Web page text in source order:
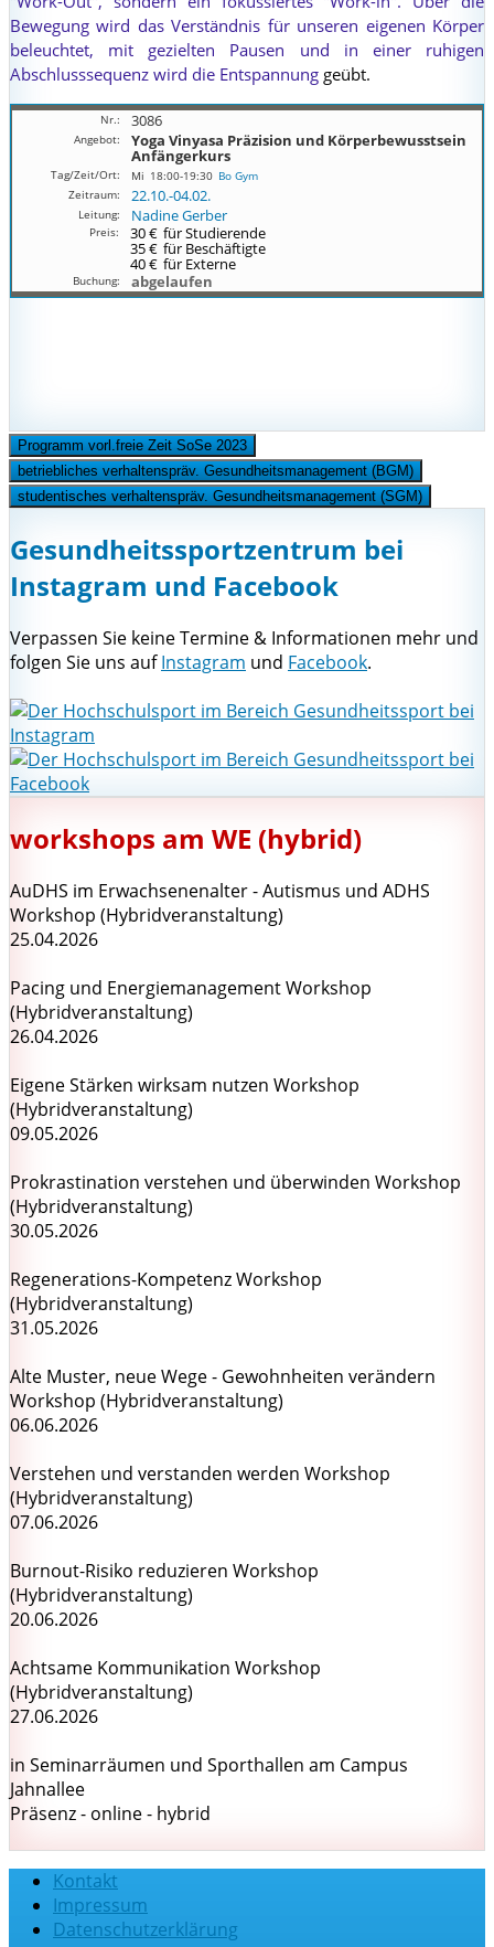
Bewegung wird das Verständnis für unseren eigenen Körper
beleuchtet, mit gezielten Pausen und in einer ruhigen
Abschlusssequenz wird die Entspannung geübt.
3086
Yoga Vinyasa Präzision und Körperbewusstsein
Anfängerkurs
Mi 18:00-19:30 Bo Gym
22.10.-04.02.
Nadine Gerber
30 € für Studierende
35 € für Beschäftigte
40 € für Externe
abgelaufen
Programm vorl.freie Zeit SoSe 2023
betriebliches verhaltenspräv. Gesundheitsmanagement (BGM)
studentisches verhaltenspräv. Gesundheitsmanagement (SGM)
Gesundheitssportzentrum bei
Instagram und Facebook
Verpassen Sie keine Termine & Informationen mehr und
folgen Sie uns aufInstagram und Facebook.
workshops am WE (hybrid)
AuDHS im Erwachsenenalter - Autismus und ADHS
Workshop (Hybridveranstaltung)
25.04.2026
Pacing und Energiemanagement Workshop
(Hybridveranstaltung)
26.04.2026
Eigene Stärken wirksam nutzen Workshop
(Hybridveranstaltung)
09.05.2026
Prokrastination verstehen und überwinden Workshop
(Hybridveranstaltung)
30.05.2026
Regenerations-Kompetenz Workshop
(Hybridveranstaltung)
31.05.2026
Alte Muster, neue Wege - Gewohnheiten verändern
Workshop (Hybridveranstaltung)
06.06.2026
Verstehen und verstanden werden Workshop
(Hybridveranstaltung)
07.06.2026
Burnout-Risiko reduzieren Workshop
(Hybridveranstaltung)
20.06.2026
Achtsame Kommunikation Workshop
(Hybridveranstaltung)
27.06.2026
in Seminarräumen und Sporthallen am Campus
Jahnallee
Präsenz - online - hybrid
Kontakt
Impressum
Datenschutzerklärung